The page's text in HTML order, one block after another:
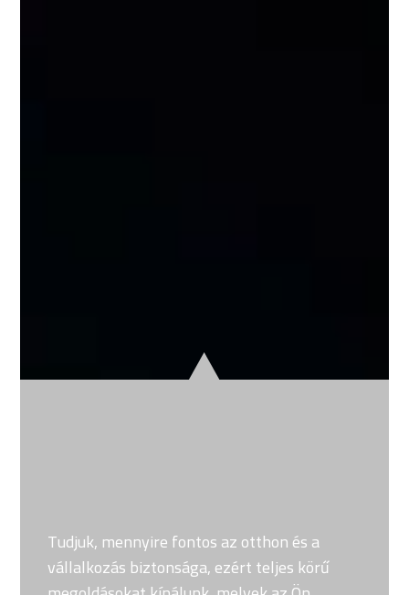
Tudjuk, mennyire fontos az otthon és a
vállalkozás biztonsága, ezért teljes körű